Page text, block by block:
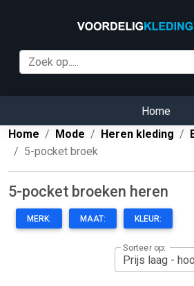
Home
Home
Mode Heren kleding
5-pocket broek
5-pocket broeken heren
MERK: MAAT: KLEUR:
Sorteer op: